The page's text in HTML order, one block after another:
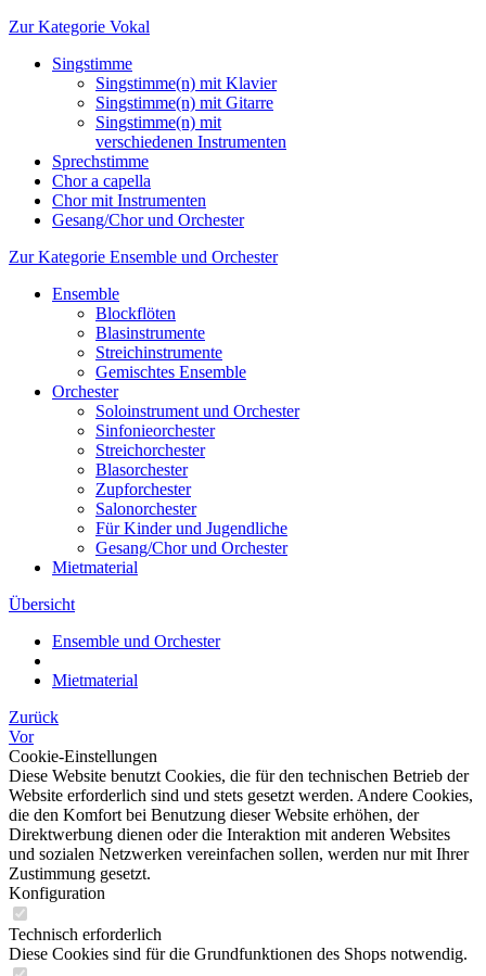
Zur Kategorie Vokal
Singstimme
Singstimme(n) mit Klavier
Singstimme(n) mit Gitarre
Singstimme(n) mit
verschiedenen Instrumenten
Sprechstimme
Chor a capella
Chor mit Instrumenten
Gesang/Chor und Orchester
Zur Kategorie Ensemble und Orchester
Ensemble
Blockflöten
Blasinstrumente
Streichinstrumente
Gemischtes Ensemble
Orchester
Soloinstrument und Orchester
Sinfonieorchester
Streichorchester
Blasorchester
Zupforchester
Salonorchester
Für Kinder und Jugendliche
Gesang/Chor und Orchester
Mietmaterial
Übersicht
Ensemble und Orchester
Mietmaterial
Zurück
Vor
Cookie-Einstellungen
Diese Website benutzt Cookies, die für den technischen Betrieb der
Website erforderlich sind und stets gesetzt werden. Andere Cookies,
die den Komfort bei Benutzung dieser Website erhöhen, der
Direktwerbung dienen oder die Interaktion mit anderen Websites
und sozialen Netzwerken vereinfachen sollen, werden nur mit Ihrer
Zustimmung gesetzt.
Konfiguration
Technisch erforderlich
Diese Cookies sind für die Grundfunktionen des Shops notwendig.